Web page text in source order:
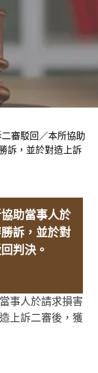
審駁回／本所協助
訴，並於對造上訴
助當事人於
訴，並於對
判決。
事人於請求損害
上訴二審後，獲